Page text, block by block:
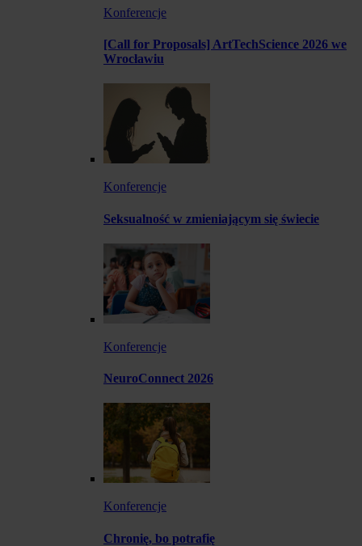
Konferencje
[Call for Proposals] ArtTechScience 2026 we
Wrocławiu
Konferencje
Seksualność w zmieniającym się świecie
Konferencje
NeuroConnect 2026
Konferencje
Chronię, bo potrafię